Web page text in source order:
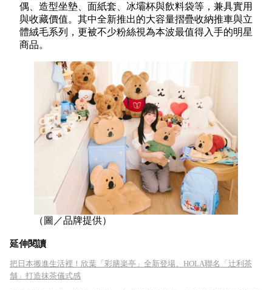
偶、造型坐墊、面紙套、冰壩杯與飲料袋等，兼具實用
與收藏價值。其中全新推出的大容量摺疊收納推車與立
體絨毛系列，更被不少粉絲視為本波最值得入手的明星
商品。
（圖／品牌提供）
延伸閱讀
把日本搬進生活裡！欣葉「彩膳楽亭」全新登場、HOLA聯名「辻利茶
舗」打造抹茶儀式感